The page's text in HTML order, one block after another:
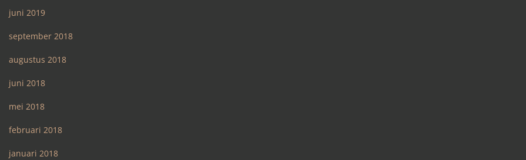
juni 2019
september 2018
augustus 2018
juni 2018
mei 2018
februari 2018
januari 2018